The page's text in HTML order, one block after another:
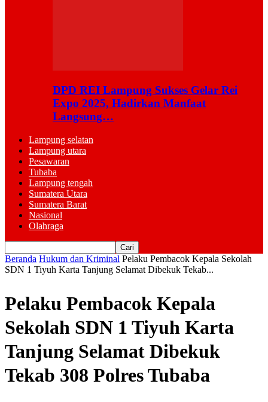
DPD REI Lampung Sukses Gelar Rei
Expo 2025, Hadirkan Manfaat
Langsung…
Lampung selatan
Lampung utara
Pesawaran
Tubaba
Lampung tengah
Sumatera Utara
Sumatera Barat
Nasional
Olahraga
Beranda Hukum dan Kriminal Pelaku Pembacok Kepala Sekolah
SDN 1 Tiyuh Karta Tanjung Selamat Dibekuk Tekab...
Pelaku Pembacok Kepala
Sekolah SDN 1 Tiyuh Karta
Tanjung Selamat Dibekuk
Tekab 308 Polres Tubaba